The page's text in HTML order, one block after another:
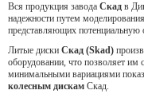
Вся продукция завода Скад в
надежности путем
представляющих потенциальную
Литые диски Скад (Skad)
оборудовании, что позволяет им
минимальными вариациями
колесным дискам Скад.